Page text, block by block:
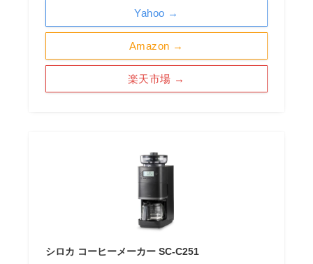
Amazon →
楽天市場 →
Yahoo →
シロカ コーヒーメーカー SC-C251